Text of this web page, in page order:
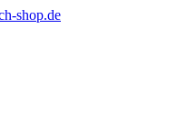
shop.de